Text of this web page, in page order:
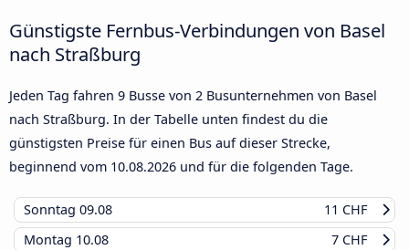
Günstigste Fernbus-Verbindungen von Basel
nach Straßburg
Jeden Tag fahren 9 Busse von 2 Busunternehmen von Basel
nach Straßburg. In der Tabelle unten findest du die
günstigsten Preise für einen Bus auf dieser Strecke,
beginnend vom 10.08.2026 und für die folgenden Tage.
Sonntag 09.08
11 CHF
Montag 10.08
7 CHF